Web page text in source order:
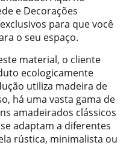
e Decorações
para que você
o seu espaço.
material, o cliente
ecologicamente
utiliza madeira de
há uma vasta gama de
amadeirados clássicos
adaptam a diferentes
rústica, minimalista ou